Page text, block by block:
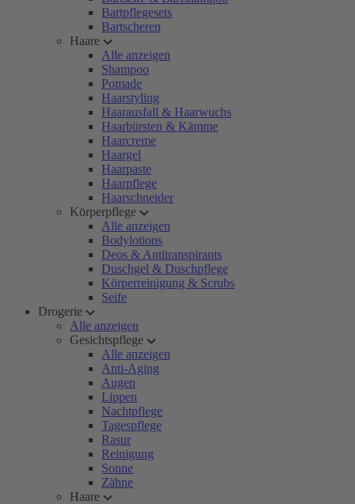
Bartpflegesets
Bartscheren
Haare
Alle anzeigen
Shampoo
Pomade
Haarstyling
Haarausfall & Haarwuchs
Haarbürsten & Kämme
Haarcreme
Haargel
Haarpaste
Haarpflege
Haarschneider
Körperpflege
Alle anzeigen
Bodylotions
Deos & Antitranspirants
Duschgel & Duschpflege
Körperreinigung & Scrubs
Seife
Drogerie
Alle anzeigen
Gesichtspflege
Alle anzeigen
Anti-Aging
Augen
Lippen
Nachtpflege
Tagespflege
Rasur
Reinigung
Sonne
Zähne
Haare